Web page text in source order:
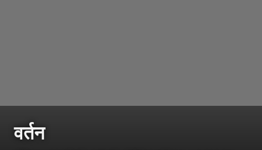
वर्तन